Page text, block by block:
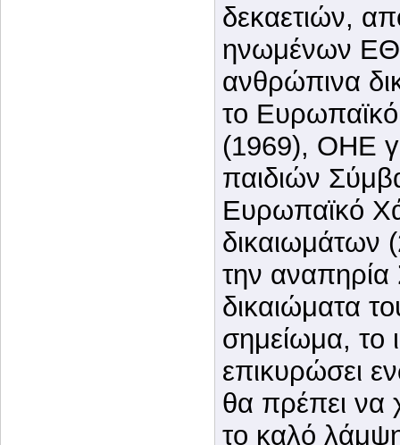
δεκαετιών,
ηνωμένων
ανθρώπινα
το
(1969), ΟΗΕ
παιδιών
Ευρωπαϊκό
δικαιωμάτων
την
δικαιώματα
σημείωμα, το
επικυρώσει
θα πρέπει να
το καλό